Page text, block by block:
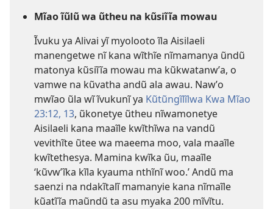
Mĩao ĩũlũ wa ũtheu na kũsiĩĩa mowau
Ĩvuku ya Alivai yĩ myolooto ĩla Aisilaeli
manengetwe nĩ kana wĩthĩe nĩmamanya ũndũ
matonya kũsiĩĩa mowau ma kũkwatanwʼa, o
vamwe na kũvatha andũ ala awau. Nawʼo
mwĩao ũla wĩ ĩvukunĩ ya Kũtũngĩlĩlwa Kwa Mĩao
23:12, 13, ũkonetye ũtheu nĩwamonetye
Aisilaeli kana maaĩle kwĩthĩwa na vandũ
vevithĩte ũtee wa maeema moo, vala maaĩle
kwĩtethesya. Mamina kwĩka ũu, maaĩle
‘kũvwʼĩka kĩla kyauma nthĩnĩ woo.’ Andũ ma
saenzi na ndakĩtalĩ mamanyie kana nĩmaĩle
kũatĩĩa maũndũ ta asu myaka 200 mĩvĩtu.